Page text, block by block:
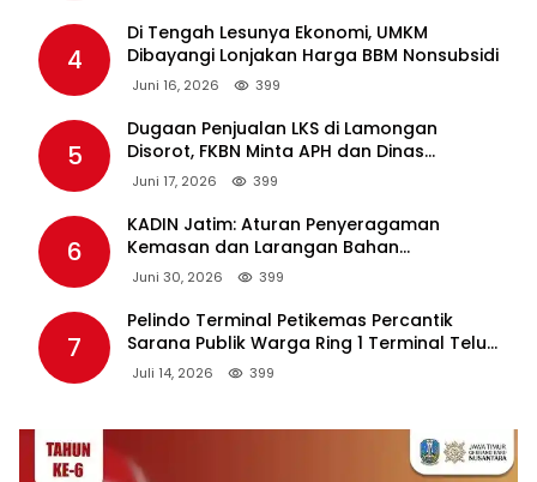
4
Di Tengah Lesunya Ekonomi, UMKM
Dibayangi Lonjakan Harga BBM Nonsubsidi
Juni 16, 2026 399
5
Dugaan Penjualan LKS di Lamongan
Disorot, FKBN Minta APH dan Dinas
Pendidikan Bertindak Tegas.
Juni 17, 2026 399
6
KADIN Jatim: Aturan Penyeragaman
Kemasan dan Larangan Bahan
Tambahan Berpotensi Ganggu Industri
Juni 30, 2026 399
7
Pelindo Terminal Petikemas Percantik
Sarana Publik Warga Ring 1 Terminal Teluk
Lamong Lewat Program TJSL
Juli 14, 2026 399